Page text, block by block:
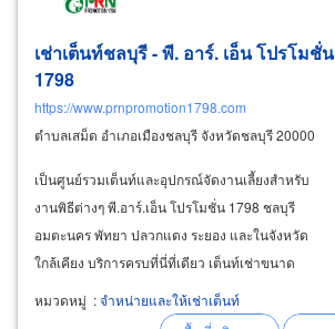
เช่าเต็นท์ชลบุรี - พี. อาร์. เอ็น โปรโมชั่น
1798
https://www.prnpromotion1798.com
ตำบลเสม็ด อำเภอเมืองชลบุรี จังหวัดชลบุรี 20000
เป็นศูนย์รวมเต็นท์และอุปกรณ์จัดงานเลี้ยงสำหรับ
งานพิธีต่างๆ พี.อาร์.เอ็น โปรโมชั่น 1798 ชลบุรี
อมตะนคร พัทยา ปลวกแดง ระยอง และในจังหวัด
ใกล้เคียง บริการครบที่นี่ที่เดียว เต็นท์เช่าขนาด
5x12 เมตร เต็นท์เช่าขนาด 4x16 เมตร สั่งทำเต็นท์
ขนาดพิเศษเสาสูง 2.5 เมตร 5 เมตร ติดผ้าใบปิด
หมวดหมู่ :จำหน่ายและให้เช่าเต็นท์